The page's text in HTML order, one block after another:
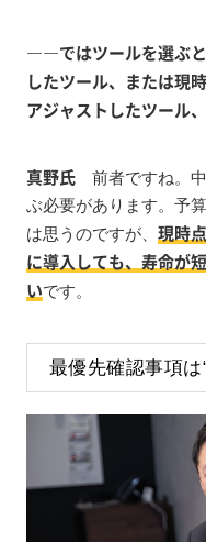
――ではツールを選ぶ
したツール、または現
アジャストしたツール
真野氏前者ですね。中
ぶ必要があります。予
は思うのですが、 現時
に導入しても、寿命が
いです。
最優先確認事項は